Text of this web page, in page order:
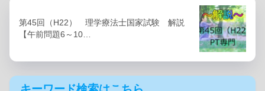
第45回（H22） 理学療法士国家試験 解説
【午前問題6～10…